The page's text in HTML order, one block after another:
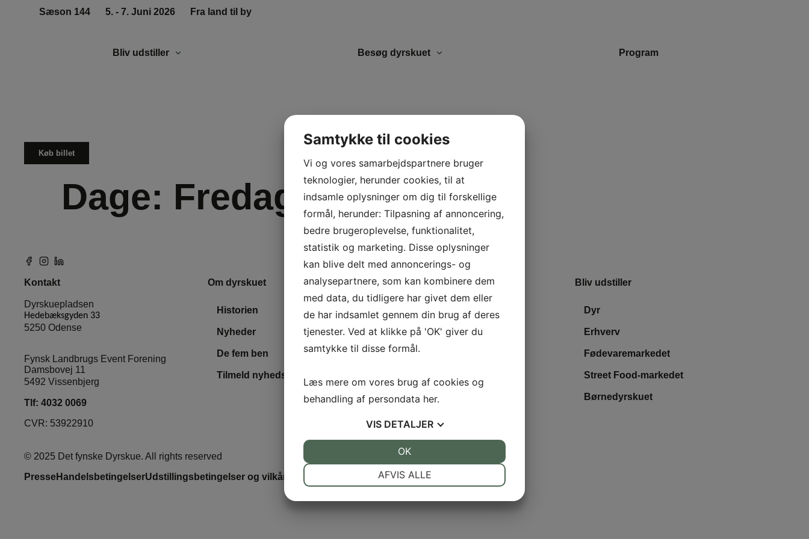
Sæson 144 5. - 7. Juni 2026 Fra land til by
Bliv udstiller Besøg dyrskuet Program
Køb billet
Dage: Fredag
Kontakt
Dyrskuepladsen
Hedebæksgyden 33
5250 Odense
Fynsk Landbrugs Event Forening
Damsbovej 11
5492 Vissenbjerg
Tlf: 4032 0069
CVR: 53922910
Om dyrskuet
Historien
Nyheder
De fem ben
Tilmeld nyhedsbrev
Besøg dyrskuet
Oplevelser
Praktisk information
Program
Mit dyrskue
Bliv udstiller
Dyr
Erhverv
Fødevaremarkedet
Street Food-markedet
Børnedyrskuet
© 2025 Det fynske Dyrskue. All rights reserved
PresseHandelsbetingelserUdstillingsbetingelser og vilkår Persondata- og cookiepolitik
Samtykke til cookies
Vi og vores samarbejdspartnere bruger
teknologier, herunder cookies, til at
indsamle oplysninger om dig til forskellige
formål, herunder: Tilpasning af annoncering,
bedre brugeroplevelse, funktionalitet,
statistik og marketing. Disse oplysninger
kan blive delt med annoncerings- og
analysepartnere, som kan kombinere dem
med data, du tidligere har givet dem eller
de har indsamlet gennem din brug af deres
tjenester. Ved at klikke på 'OK' giver du
samtykke til disse formål.
Læs mere om vores brug af cookies og
behandling af persondata her.
VIS DETALJER
AFVIS ALLE
OK